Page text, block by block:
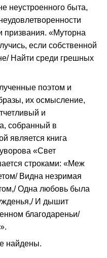
неустроенного быта,
призвания. «Муторна
если собственной
Найти среди грешных
поэтом и
их осмысление,
и
собранный в
является книга
«Свет
строками: «Меж
Видна незримая
Одна любовь была
И дышит
благодареньи/
найдены.